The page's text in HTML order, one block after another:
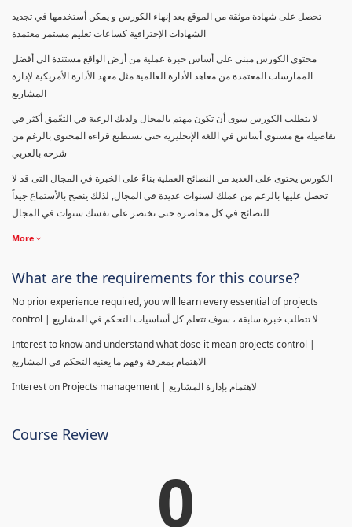
تحصل على شهادة موثقة من الموقع بعد إنهاء الكورس و يمكن أستخدمها في تجديد
الشهادات الإحترافية كساعات تعليم مستمر معتمدة
محتوى الكورس مبني على أساس خبرة عملية من أرض الواقع مستندة الى أفضل
الممارسات المعتمدة من معاهد الأدارة العالمية مثل معهد الأدارة الأمريكية لإدارة
المشاريع
لا يتطلب الكورس سوى أن تكون مهتم بالمجال ولديك الرغبة في التعّمق أكثر في
تفاصيله مع مستوى أساس في اللغة الإنجليزية حتى تستطيع قراءة المحتوى بالرغم من
شرحه بالعربي
الكورس يحتوى على العديد من النصائح العملية بناءً على الخبرة في المجال التى قد لا
تحصل عليها بالرغم من عملك لسنوات عديدة في المجال, لذلك ينصح بالأستماع جيداً
للنصائح في كل محاضرة حتى تختصر على نفسك سنوات في المجال
More
What are the requirements for this course?
No prior experience required, you will learn every essential of projects
control | لا تتطلب خبرة سابقة ، سوف تتعلم كل أساسيات التحكم في المشاريع
Interest to know and understand what dose it mean projects control |
الاهتمام بمعرفة وفهم ما يعنيه التحكم في المشاريع
Interest on Projects management | لاهتمام بإدارة المشاريع
Course Review
0